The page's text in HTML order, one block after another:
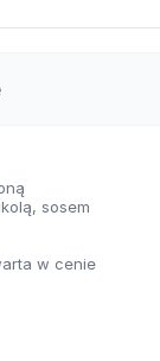
sosem
w cenie